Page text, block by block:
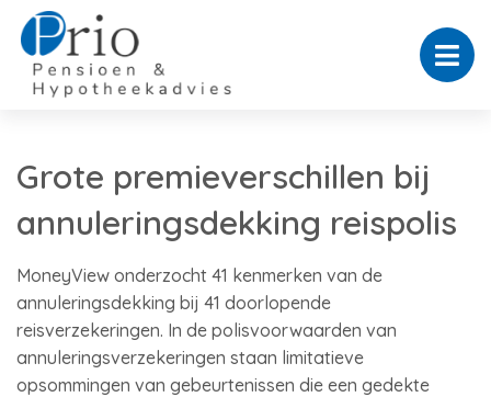
Grote premieverschillen bij
annuleringsdekking reispolis
MoneyView onderzocht 41 kenmerken van de
annuleringsdekking bij 41 doorlopende
reisverzekeringen. In de polisvoorwaarden van
annuleringsverzekeringen staan limitatieve
opsommingen van gebeurtenissen die een gedekte